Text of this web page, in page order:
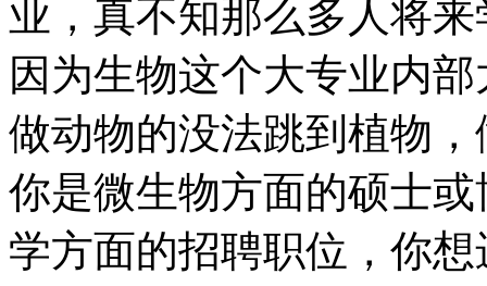
业，真不知那么多人将
因为生物这个大专业内
做动物的没法跳到植物
你是微生物方面的硕士
学方面的招聘职位，你